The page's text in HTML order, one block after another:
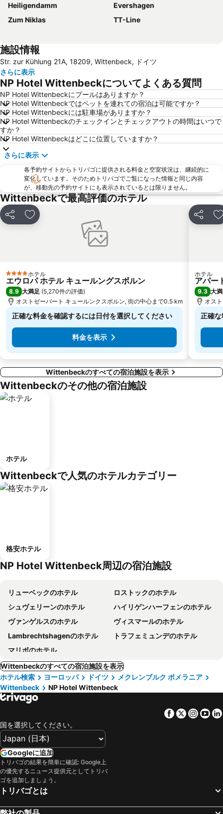
Heiligendamm
Evershagen
Zum Niklas
TT-Line
施設情報
Str. zur Kühlung 21A, 18209, Wittenbeck, ドイツ
さらに表示
NP Hotel Wittenbeckについてよくある質問
NP Hotel Wittenbeckにプールはありますか？
NP Hotel Wittenbeckではペットを連れての宿泊は可能ですか？
NP Hotel Wittenbeckには駐車場がありますか？
NP Hotel Wittenbeckのチェックインとチェックアウトの時間はいつで
すか？
NP Hotel Wittenbeckはどこに位置していますか？
さらに表示
各予約サイトからトリバゴに提供される料金と空室状況は、継続的に
変化しています。そのためトリバゴでご覧になった情報と同じ内容
が、移動先の予約サイトにも表示されているとは限りません。
Wittenbeckで最高評価のホテル
シェア お気に入りに追加
4 ホテルのランク
ホテル
エウロパ ホテル キュールングスボルン
8.9 大満足 (5,270件の評価)
オストゼーバート キュールンクスボルン, 街の中心まで0.5 km
正確な料金を確認するには日付を選択してください
料金を表示
シェア
ホテル
アパー
9.3 大
オス
正確
Wittenbeckのすべての宿泊施設を表示
Wittenbeckのその他の宿泊施設
ホテル
Wittenbeckで人気のホテルカテゴリー
格安ホテル
NP Hotel Wittenbeck周辺の宿泊施設
リューベックのホテル
ロストックのホテル
シュヴェリーンのホテル
ハイリゲンハーフェンのホテル
ヴァンゲルスのホテル
ヴィスマールのホテル
Lambrechtshagenのホテル
トラフェミュンデのホテル
マリボのホテル
Wittenbeckのすべての宿泊施設を表示
ホテル検索
ヨーロッパ ドイツ
メクレンブルク ポメラニア
Wittenbeck
NP Hotel Wittenbeck
Facebook
Twitter
国を選択してください。
Googleに追加
トリバゴの結果を簡単に確認: Google上
の優先するニュース提供元としてトリバ
ゴを追加しましょう。
トリバゴとは